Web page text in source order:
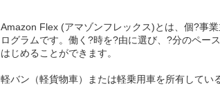
Amazon Flex (アマゾンフレックス)とは、個?事
ログラムです。働く?時を?由に選び、?分のペー
はじめることができます。
軽バン（軽貨物車）または軽乗用車を所有してい